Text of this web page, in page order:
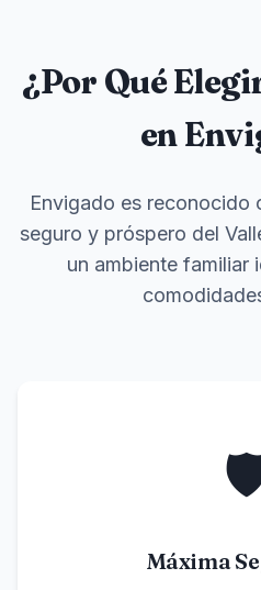
¿Por Qué
en
Envigado es reconocido
seguro y próspero del
un ambiente familiar
Máxima